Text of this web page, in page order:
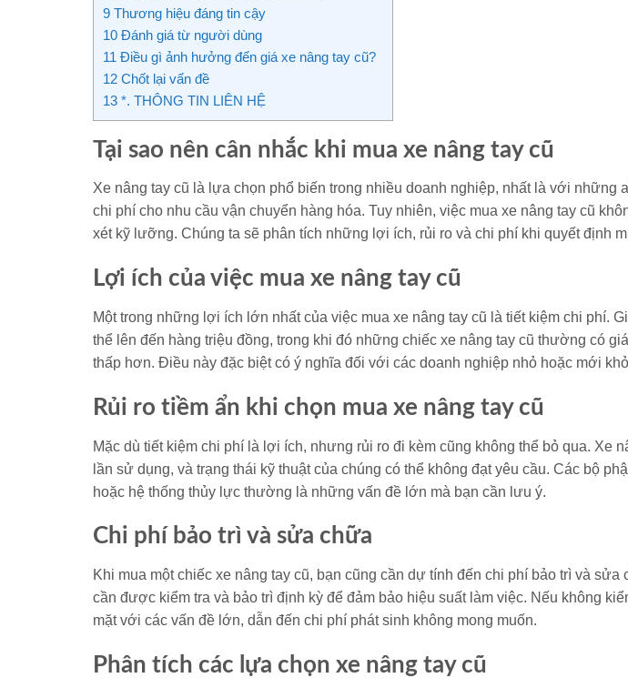
9 Thương hiệu đáng tin cậy
10 Đánh giá từ người dùng
11 Điều gì ảnh hưởng đến giá xe nâng tay cũ?
12 Chốt lại vấn đề
13 *. THÔNG TIN LIÊN HỆ
Tại sao nên cân nhắc khi mua xe nâng tay cũ
Xe nâng tay cũ là lựa chọn phổ biến trong nhiều doanh nghiệp, nhất là với những
chi phí cho nhu cầu vận chuyển hàng hóa. Tuy nhiên, việc mua xe nâng tay cũ
xét kỹ lưỡng. Chúng ta sẽ phân tích những lợi ích, rủi ro và chi phí khi quyết định
Lợi ích của việc mua xe nâng tay cũ
Một trong những lợi ích lớn nhất của việc mua xe nâng tay cũ là tiết kiệm chi phí.
thể lên đến hàng triệu đồng, trong khi đó những chiếc xe nâng tay cũ thường có
thấp hơn. Điều này đặc biệt có ý nghĩa đối với các doanh nghiệp nhỏ hoặc mới
Rủi ro tiềm ẩn khi chọn mua xe nâng tay cũ
Mặc dù tiết kiệm chi phí là lợi ích, nhưng rủi ro đi kèm cũng không thể bỏ qua. Xe
lần sử dụng, và trạng thái kỹ thuật của chúng có thể không đạt yêu cầu. Các bộ
hoặc hệ thống thủy lực thường là những vấn đề lớn mà bạn cần lưu ý.
Chi phí bảo trì và sửa chữa
Khi mua một chiếc xe nâng tay cũ, bạn cũng cần dự tính đến chi phí bảo trì và
cần được kiểm tra và bảo trì định kỳ để đảm bảo hiệu suất làm việc. Nếu không
mặt với các vấn đề lớn, dẫn đến chi phí phát sinh không mong muốn.
Phân tích các lựa chọn xe nâng tay cũ